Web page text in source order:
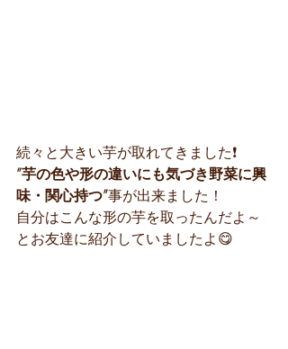
続々と大きい芋が取れてきました❗
”芋の色や形の違いにも気づき野菜に興
味・関心持つ”事が出来ました！
自分はこんな形の芋を取ったんだよ～
とお友達に紹介していましたよ😋